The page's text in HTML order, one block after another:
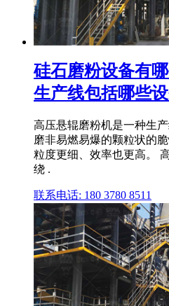
硅石磨粉设备有
生产线包括哪些
高压悬辊磨粉机是一种生
磨非易燃易爆的颗粒状的
粒度更细、效率也更高。
绕 .
联系电话: 180 3780 8511